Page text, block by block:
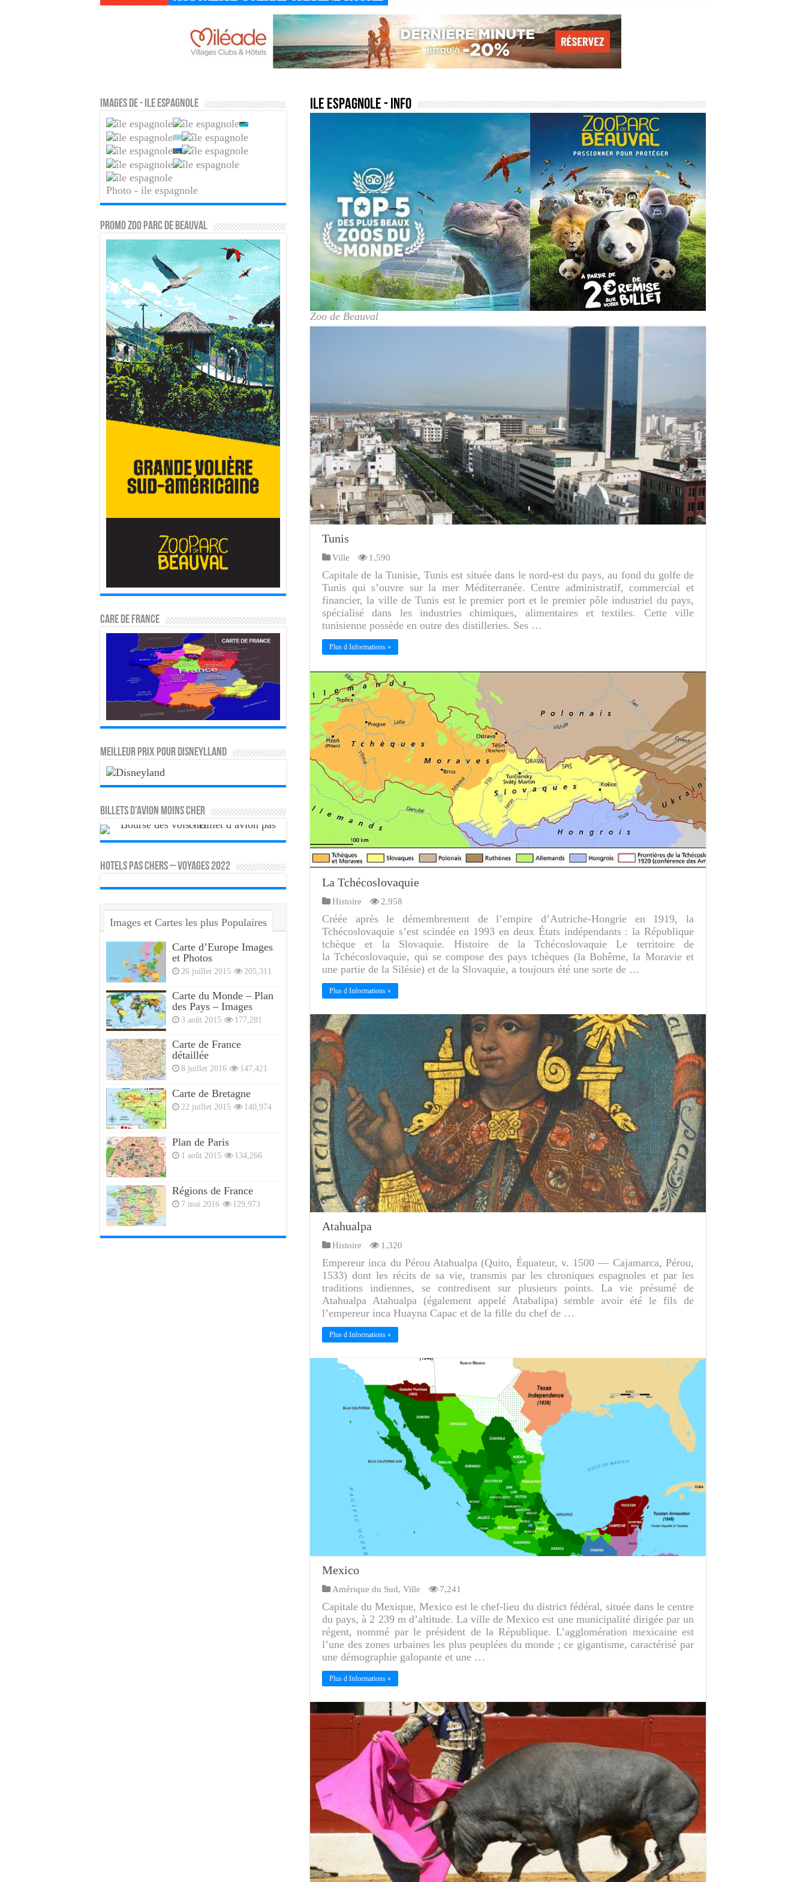
ile espagnole - Info
Zoo de Beauval
Tunis
Ville 1,590
Capitale de la Tunisie, Tunis est située dans le nord-est du pays, au fond du golfe de
Tunis qui s’ouvre sur la mer Méditerranée. Centre administratif, commercial et
financier, la ville de Tunis est le premier port et le premier pôle industriel du pays,
spécialisé dans les industries chimiques, alimentaires et textiles. Cette ville
tunisienne possède en outre des distilleries. Ses …
Plus d Informations »
La Tchécoslovaquie
Histoire 2,958
Créée après le démembrement de l’empire d’Autriche-Hongrie en 1919, la
Tchécoslovaquie s’est scindée en 1993 en deux États indépendants : la République
tchèque et la Slovaquie. Histoire de la Tchécoslovaquie Le territoire de
la Tchécoslovaquie, qui se compose des pays tchèques (la Bohême, la Moravie et
une partie de la Silésie) et de la Slovaquie, a toujours été une sorte de …
Plus d Informations »
Atahualpa
Histoire 1,320
Empereur inca du Pérou Atahualpa (Quito, Équateur, v. 1500 — Cajamarca, Pérou,
1533) dont les récits de sa vie, transmis par les chroniques espagnoles et par les
traditions indiennes, se contredisent sur plusieurs points. La vie présumé de
Atahualpa Atahualpa (également appelé Atabalipa) semble avoir été le fils de
l’empereur inca Huayna Capac et de la fille du chef de …
Plus d Informations »
Mexico
Amérique du Sud, Ville 7,241
Capitale du Mexique, Mexico est le chef-lieu du district fédéral, située dans le centre
du pays, à 2 239 m d’altitude. La ville de Mexico est une municipalité dirigée par un
régent, nommé par le président de la République. L’agglomération mexicaine est
l’une des zones urbaines les plus peuplées du monde ; ce gigantisme, caractérisé par
une démographie galopante et une …
Plus d Informations »
Images de - ile espagnole
Photo - ile espagnole
PROMO ZOO PARC DE BEAUVAL
CARE DE FRANCE
MEILLEUR PRIX POUR DISNEYLLAND
Billets d’avion moins cher
HOTELS PAS CHERS – VOYAGES 2022
Images et Cartes les plus Populaires
Carte d’Europe Images
et Photos
26 juillet 2015 205,311
Carte du Monde – Plan
des Pays – Images
3 août 2015 177,281
Carte de France
détaillée
8 juillet 2016 147,421
Carte de Bretagne
22 juillet 2015 140,974
Plan de Paris
1 août 2015 134,266
Régions de France
7 mai 2016 129,973